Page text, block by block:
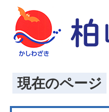
現在のページ